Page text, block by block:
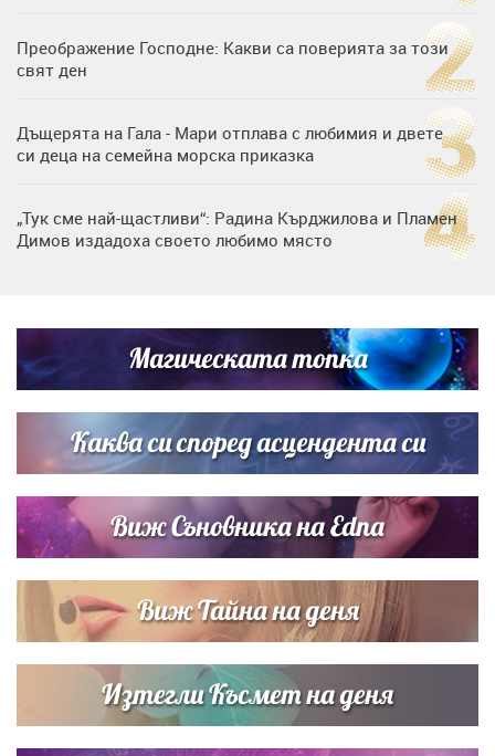
Преображение Господне: Какви са поверията за този
свят ден
Дъщерята на Гала - Мари отплава с любимия и двете
си деца на семейна морска приказка
„Тук сме най-щастливи“: Радина Кърджилова и Пламен
Димов издадоха своето любимо място
Братя Аргирови я изненадаха с песен
Магическата топка
Каква си според асцендента си
Виж Съновника на Edna
Виж Тайна на деня
Изтегли Късмет на деня